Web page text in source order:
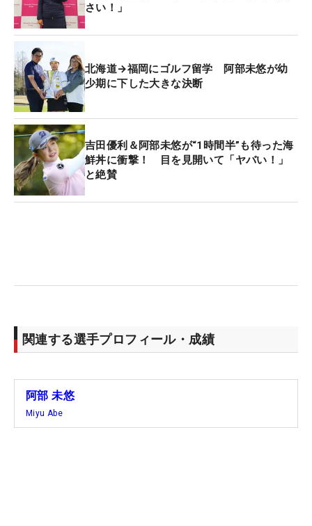
さい！」
北海道→福岡にゴルフ留学 阿部未悠が幼
少期に下した大きな決断
吉田優利＆阿部未悠が“1時間半”も待った海
鮮丼に衝撃！ 目を見開いて「ヤバい！」
と絶賛
関連する選手プロフィール・成績
阿部 未悠
Miyu Abe